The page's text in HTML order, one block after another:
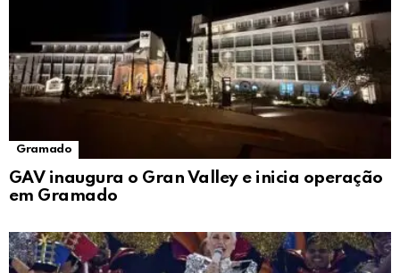
Gramado
GAV inaugura o Gran Valley e inicia operação
em Gramado